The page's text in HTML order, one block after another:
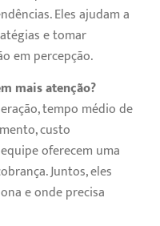
Eles ajudam a
e tomar
em percepção.
mais atenção?
tempo médio de
custo
oferecem uma
Juntos, eles
e onde precisa